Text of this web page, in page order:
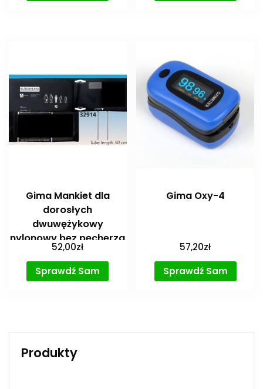
Gima Mankiet dla
dorosłych
dwuwężykowy
nylonowy bez pęcherza
do ciśnieniomierza
zegarowego 26-41 cm
52,00zł
Sprawdź Sam
Gima Oxy-4
57,20zł
Sprawdź Sam
Produkty